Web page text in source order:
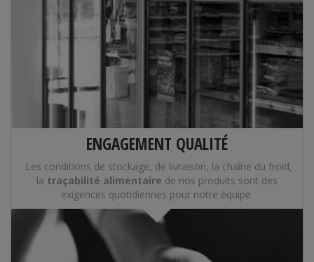
ENGAGEMENT QUALITÉ
Les conditions de stockage, de livraison, la chaîne du froid,
la traçabilité alimentaire de nos produits sont des
exigences quotidiennes pour notre équipe.